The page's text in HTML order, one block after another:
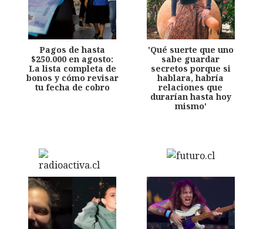
Pagos de hasta
$250.000 en agosto:
La lista completa de
bonos y cómo revisar
tu fecha de cobro
'Qué suerte que uno
sabe guardar
secretos porque si
hablara, habría
relaciones que
durarían hasta hoy
mismo'